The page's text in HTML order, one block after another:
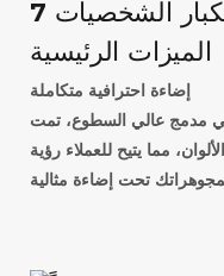
الميزات الرئيسية
إضاءة احترافية متكاملة
مدمج عالي السطوع، تمت
مما يتيح للعملاء رؤية